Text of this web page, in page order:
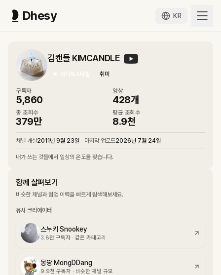
Dhesy KR
김캔들 KIMCANDLE
★ 라이프스타일 취미
구독자
5,860
영상
428개
총 조회수
379만
평균 조회수
8.9천
채널 개설2011년 9월 23일 마지막 업로드2026년 7월 24일
내가 쓰는 것들에서 일상의 온도를 찾습니다.
함께 살펴보기
비슷한 채널과 협업 이력을 빠르게 탐색해보세요.
유사 크리에이터
스누키 Snookey
3.8천 구독자 · 같은 카테고리
몽땅 MongDDang
9.9천 구독자 · 비슷한 채널 규모